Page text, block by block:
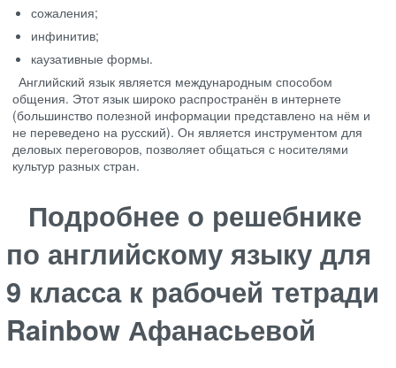
сожаления;
инфинитив;
каузативные формы.
Английский язык является международным способом
общения. Этот язык широко распространён в интернете
(большинство полезной информации представлено на нём и
не переведено на русский). Он является инструментом для
деловых переговоров, позволяет общаться с носителями
культур разных стран.
Подробнее о решебнике
по английскому языку для
9 класса к рабочей тетради
Rainbow Афанасьевой